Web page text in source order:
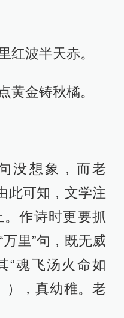
红波半天赤。
黄金铸秋橘。
没想象，而老
此可知，文学注
作诗时更要抓
里”句，既无威
“魂飞汤火命如
），真幼稚。老